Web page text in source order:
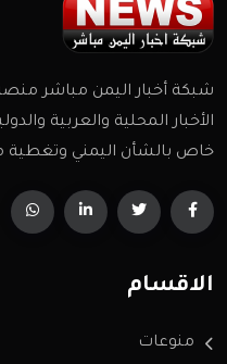
شبكة أخبار اليمن مباشر
الأخبار المحلية والعربية
خاص بالشأن اليمني وتغطية
الاقسام
منوعات